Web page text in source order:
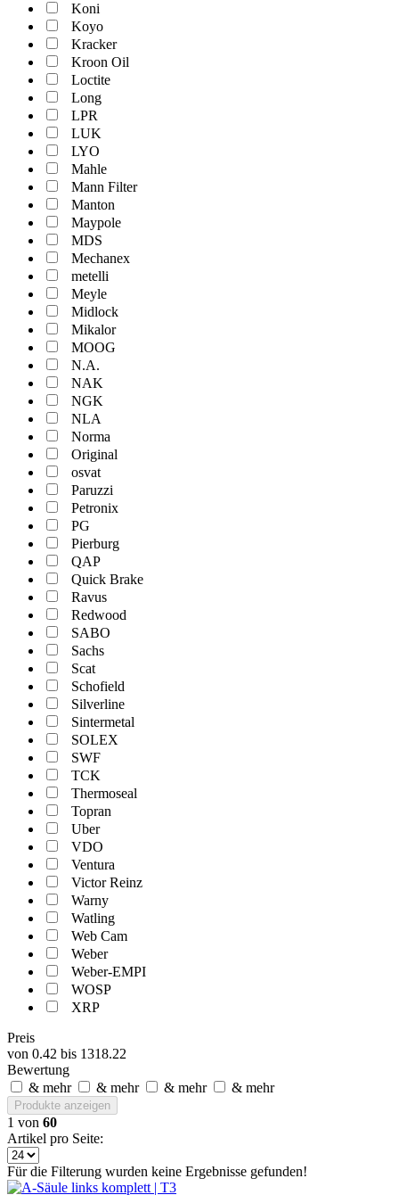
Koni
Koyo
Kracker
Kroon Oil
Loctite
Long
LPR
LUK
LYO
Mahle
Mann Filter
Manton
Maypole
MDS
Mechanex
metelli
Meyle
Midlock
Mikalor
MOOG
N.A.
NAK
NGK
NLA
Norma
Original
osvat
Paruzzi
Petronix
PG
Pierburg
QAP
Quick Brake
Ravus
Redwood
SABO
Sachs
Scat
Schofield
Silverline
Sintermetal
SOLEX
SWF
TCK
Thermoseal
Topran
Uber
VDO
Ventura
Victor Reinz
Warny
Watling
Web Cam
Weber
Weber-EMPI
WOSP
XRP
Preis
von 0.42 bis 1318.22
Bewertung
& mehr
& mehr & mehr & mehr
Produkte anzeigen
1 von 60
Artikel pro Seite:
Für die Filterung wurden keine Ergebnisse gefunden!